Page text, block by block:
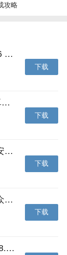
气的英雄角
的战斗即将
攻略
小小优酷最新版下载v5.4.6 安卓官方版
下载
艺图语app下载v3.3.4 安卓免费版
下载
爱鸽者手机版下载v3.2.9 安卓版
下载
一品威客网接单app(一品众包)下载v2.7.1 安卓最新版
下载
诸葛找房网官方版下载v4.8.1.1 安卓最新版